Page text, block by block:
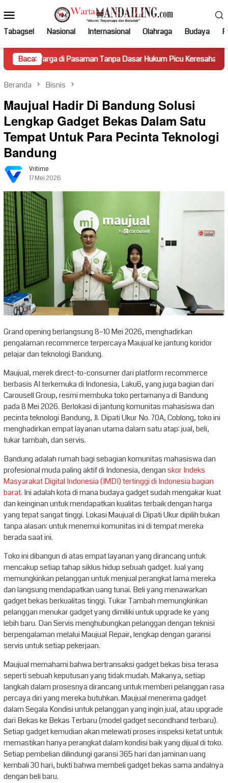
ke
kontenMobile
Tabagsel Nasional Internasional Olahraga Budaya
Baca:
di Pasaman Tanpa Dasar Hukum Picu Keresahan Truk
Beranda Bisnis
Maujual Hadir Di Bandung Solusi
Lengkap Gadget Bekas Dalam Satu
Tempat Untuk Para Pecinta Teknologi
Bandung
Vritime
17 Mei 2026
Grand opening berlangsung 8–10 Mei 2026, menghadirkan
pengalaman recommerce terpercaya Maujual ke jantung koridor
pelajar dan teknologi Bandung.
Maujual, merek direct-to-consumer dari platform recommerce
berbasis AI terkemuka di Indonesia, Laku6, yang juga bagian dari
Carousell Group, resmi membuka toko pertamanya di Bandung
pada 8 Mei 2026. Berlokasi di jantung komunitas mahasiswa dan
pecinta teknologi Bandung, Jl. Dipati Ukur No. 70A, Coblong, toko ini
menghadirkan empat layanan utama dalam satu atap: jual, beli,
tukar tambah, dan servis.
Bandung adalah rumah bagi sebagian komunitas mahasiswa dan
profesional muda paling aktif di Indonesia, denganskor Indeks
Masyarakat Digital Indonesia (IMDI) tertinggi di Indonesia bagian
barat. Ini adalah kota di mana budaya gadget sudah mengakar kuat
dan keinginan untuk mendapatkan kualitas terbaik dengan harga
yang tepat sangat tinggi. Lokasi Maujual di Dipati Ukur dipilih bukan
tanpa alasan: untuk menemui komunitas ini di tempat mereka
berada saat ini.
Toko ini dibangun di atas empat layanan yang dirancang untuk
mencakup setiap tahap siklus hidup sebuah gadget. Jual yang
memungkinkan pelanggan untuk menjual perangkat lama mereka
dan langsung mendapatkan uang tunai. Beli yang menawarkan
gadget bekas berkualitas tinggi. Tukar Tambah memungkinkan
pelanggan menukar gadget yang dimiliki untuk upgrade ke yang
lebih baru. Dan Servis menghubungkan pelanggan dengan teknisi
berpengalaman melalui Maujual Repair, lengkap dengan garansi
servis untuk setiap pekerjaan.
Maujual memahami bahwa bertransaksi gadget bekas bisa terasa
seperti sebuah keputusan yang tidak mudah. Makanya, setiap
langkah dalam prosesnya dirancang untuk memberi pelanggan rasa
percaya diri yang mereka butuhkan. Maujual menerima gadget
dalam Segala Kondisi untuk pelanggan yang ingin jual, atau upgrade
dari Bekas ke Bekas Terbaru (model gadget secondhand terbaru).
Setiap gadget kemudian akan melewati proses inspeksi ketat untuk
memastikan hanya perangkat dalam kondisi baik yang dijual di toko.
Setiap pembelian dilindungi garansi 365 hari dan jaminan uang
kembali 30 hari, bukti bahwa membeli gadget bekas sama andalnya
dengan beli baru.